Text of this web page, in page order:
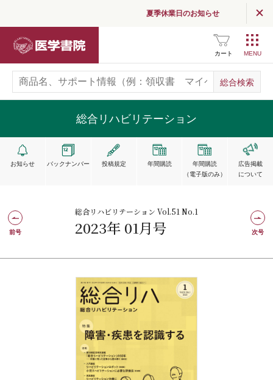
夏季休業日のお知らせ
カート
総合リハビリテーション
お知らせ バックナンバー 投稿規定 年間購読
年間購読
（電子版のみ）
広告掲載
について
総合リハビリテーション Vol.51 No.1
2023年 01月号
前号 次号